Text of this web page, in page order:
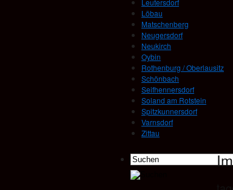
Leutersdorf
Löbau
Matschenberg
Neugersdorf
Neukirch
Oybin
Rothenburg / Oberlausitz
Schönbach
Seifhennersdorf
Soland am Rotstein
Spitzkunnersdorf
Varnsdorf
Zittau